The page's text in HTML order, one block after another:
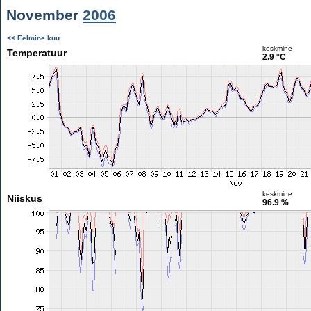
November 2006
<< Eelmine kuu
Temperatuur keskmine
2.9 °C
Niiskus keskmine
96.9 %